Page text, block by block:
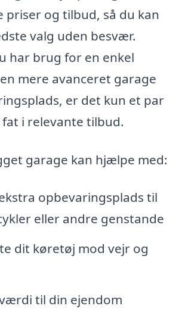
priser og tilbud, så du kan
valg uden besvær.
har brug for en enkel
mere avanceret garage
er det kun et par
i relevante tilbud.
garage kan hjælpe med:
opbevaringsplads til
eller andre genstande
dit køretøj mod vejr og
til din ejendom